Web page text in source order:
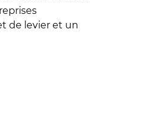
de levier et un